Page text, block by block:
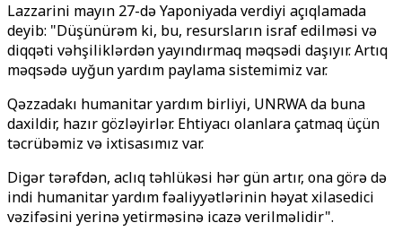
Lazzarini mayın 27-də Yaponiyada verdiyi açıqlamada
deyib: "Düşünürəm ki, bu, resursların israf edilməsi və
diqqəti vəhşiliklərdən yayındırmaq məqsədi daşıyır. Artıq
məqsədə uyğun yardım paylama sistemimiz var.
Qəzzadakı humanitar yardım birliyi, UNRWA da buna
daxildir, hazır gözləyirlər. Ehtiyacı olanlara çatmaq üçün
təcrübəmiz və ixtisasımız var.
Digər tərəfdən, aclıq təhlükəsi hər gün artır, ona görə də
indi humanitar yardım fəaliyyətlərinin həyat xilasedici
vəzifəsini yerinə yetirməsinə icazə verilməlidir".